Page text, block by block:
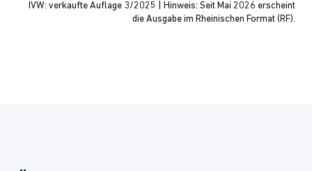
IVW: verkaufte Auflage 3/2025 | Hinweis: Seit Mai 2026 erscheint
die Ausgabe im Rheinischen Format (RF).